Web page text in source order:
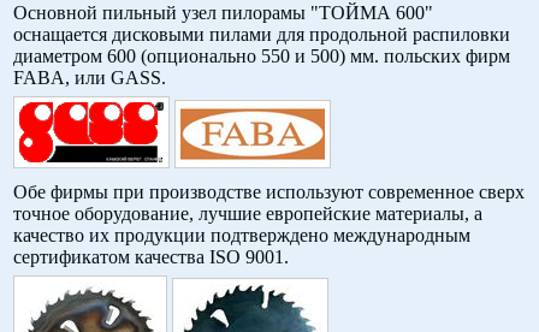
Основной пильный узел пилорамы "ТОЙМА 600"
оснащается дисковыми пилами для продольной распиловки
диаметром 600 (опционально 550 и 500) мм. польских фирм
FABA, или GASS.
Обе фирмы при производстве используют современное сверх
точное оборудование, лучшие европейские материалы, а
качество их продукции подтверждено международным
сертификатом качества ISO 9001.